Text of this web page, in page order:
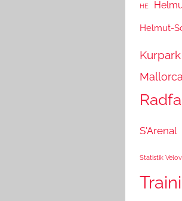
HE
Helmut-
Kurpark
Mallorca
S'Arenal
Statistik